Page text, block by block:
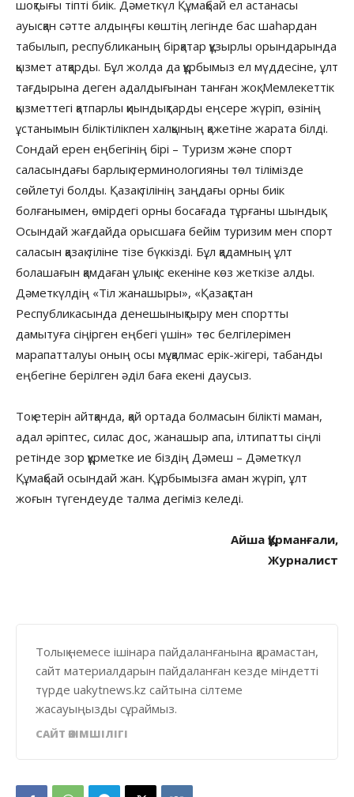
шоқтығы тіпті биік. Дәметкүл Құмақбай ел астанасы
ауысқан сәтте алдыңғы көштің легінде бас шаһардан
табылып, республиканың бірқатар құзырлы орындарында
қызмет атқарды. Бұл жолда да құрбымыз ел мүддесіне, ұлт
тағдырына деген адалдығынан танған жоқ. Мемлекеттік
қызметтегі қатпарлы қиындықтарды еңсере жүріп, өзінің
ұстанымын біліктілікпен халқының қажетіне жарата білді.
Сондай ерен еңбегінің бірі – Туризм және спорт
саласындағы барлық терминологияны төл тілімізде
сөйлетуі болды. Қазақ тілінің заңдағы орны биік
болғанымен, өмірдегі орны босағада тұрғаны шындық.
Осындай жағдайда орысшаға бейім туризим мен спорт
саласын қазақ тіліне тізе бүккізді. Бұл қадамның ұлт
болашағын қамдаған ұлық іс екеніне көз жеткізе алды.
Дәметкүлдің «Тіл жанашыры», «Қазақстан
Республикасында денешынықтыру мен спортты
дамытуға сіңірген еңбегі үшін» төс белгілерімен
марапатталуы оның осы мұқалмас ерік-жігері, табанды
еңбегіне берілген әділ баға екені даусыз.
Тоқ етерін айтқанда, қай ортада болмасын білікті маман,
адал әріптес, силас дос, жанашыр апа, ілтипатты сіңлі
ретінде зор құрметке ие біздің Дәмеш – Дәметкүл
Құмақбай осындай жан. Құрбымызға аман жүріп, ұлт
жоғын түгендеуде талма дегіміз келеді.
Айша Құрманғали,
Журналист
Толық немесе ішінара пайдаланғанына қарамастан,
сайт материалдарын пайдаланған кезде міндетті
түрде uakytnews.kz сайтына сілтеме
жасауыңызды сұраймыз.
САЙТ ӘКІМШІЛІГІ